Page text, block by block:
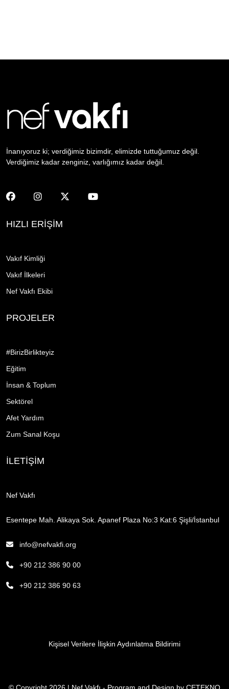
İnanıyoruz ki; verdiğimiz bizimdir, elimizde tuttuğumuz değil.
Verdiğimiz kadar zenginiz, varlığımız kadar değil.
HIZLI ERİŞİM
Vakıf Kimliği
Vakıf İlkeleri
Nef Vakfı Ekibi
PROJELER
#BirizBirlikteyiz
Eğitim
İnsan & Toplum
Sektörel
Afet Yardım
Zum Sanal Koşu
İLETİŞİM
Nef Vakfı
Esentepe Mah. Alikaya Sok. Apanef Plaza No:3 Kat:6 Şişli/İstanbul
info@nefvakfi.org
+90 212 386 90 00
+90 212 386 90 63
Kişisel Verilere İlişkin Aydınlatma Bildirimi